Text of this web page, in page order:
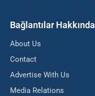
Bağlantılar Hakkında
About Us
Contact
Advertise With Us
Media Relations